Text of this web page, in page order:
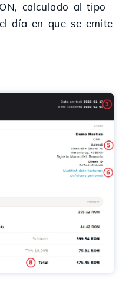
calculado al tipo
día en que se emite